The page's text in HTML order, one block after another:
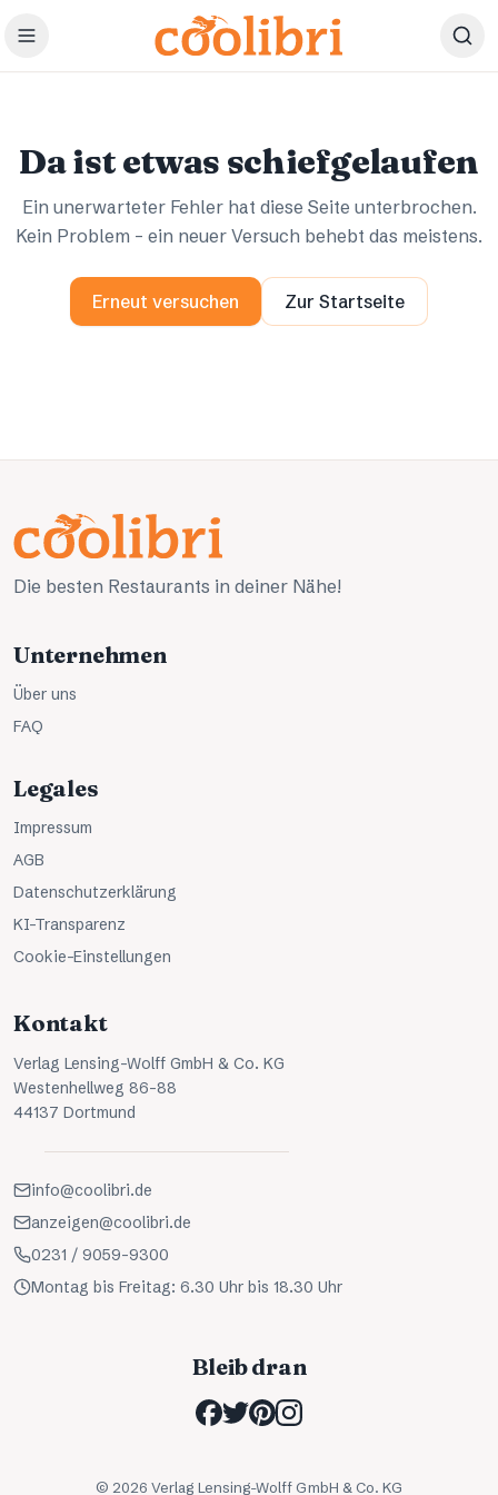
Zum Hauptinhalt springen
Da ist etwas schiefgelaufen
Ein unerwarteter Fehler hat diese Seite unterbrochen.
Kein Problem – ein neuer Versuch behebt das meistens.
Erneut versuchen Zur Startseite
Die besten Restaurants in deiner Nähe!
Unternehmen
Über uns
FAQ
Legales
Impressum
AGB
Datenschutzerklärung
KI-Transparenz
Cookie-Einstellungen
Kontakt
Verlag Lensing-Wolff GmbH & Co. KG
Westenhellweg 86-88
44137 Dortmund
info@coolibri.de
anzeigen@coolibri.de
0231 / 9059-9300
Montag bis Freitag: 6.30 Uhr bis 18.30 Uhr
Bleib dran
© 2026 Verlag Lensing-Wolff GmbH & Co. KG